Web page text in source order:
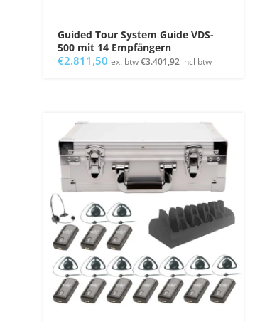
Guided Tour System Guide VDS-
500 mit 14 Empfängern
€2.811,50 ex. btw€3.401,92 incl btw